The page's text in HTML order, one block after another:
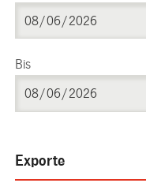
Bis
Exporte